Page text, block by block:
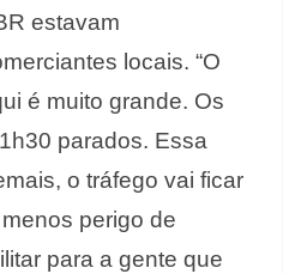
estavam
locais. “O
é muito grande. Os
parados. Essa
o tráfego vai ficar
perigo de
para a gente que